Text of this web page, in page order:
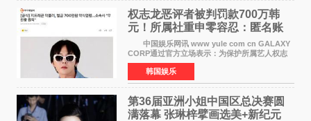
权志龙恶评者被判罚款700万韩
元！所属社重申零容忍：匿名账
号也难逃刑责
中国娱乐网讯 www yule com cn GALAXY
CORP通过官方立场表示：为保护所属艺人权志
龙的名誉和权益，将持续对网络上发生的名誉损
害、散布虚假事实、侮辱、恶意诽谤等行为采取
法律应对措施。
韩国娱乐
第36届亚洲小姐中国区总决赛圆
满落幕 张琳梓擘画选美+新纪元